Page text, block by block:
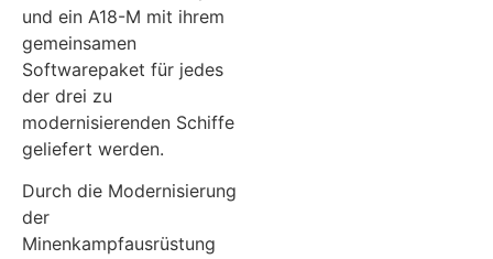
und ein A18-M mit ihrem
gemeinsamen
Softwarepaket für jedes
der drei zu
modernisierenden Schiffe
geliefert werden.
Durch die Modernisierung
der
Minenkampfausrüstung